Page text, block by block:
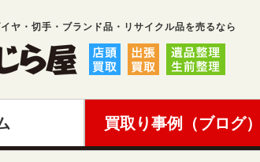
ヤ・切手・ブランド品・リサイクル品を売るなら
買取り事例（ブログ）